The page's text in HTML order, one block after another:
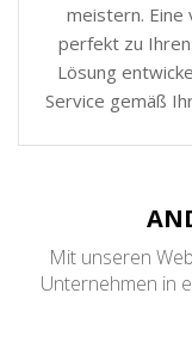
meistern.
perfekt zu
Lösung
Service gemäß
Mit unseren
Unternehmen in